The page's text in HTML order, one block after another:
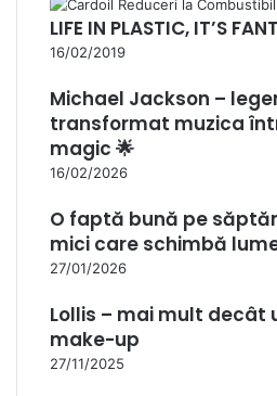
LIFE IN PLASTIC, IT’S
16/02/2019
Michael Jackson –
transformat muzica
magic 🌟
16/02/2026
O faptă bună pe
mici care schimbă
27/01/2026
Lollis – mai mult decât
make-up
27/11/2025